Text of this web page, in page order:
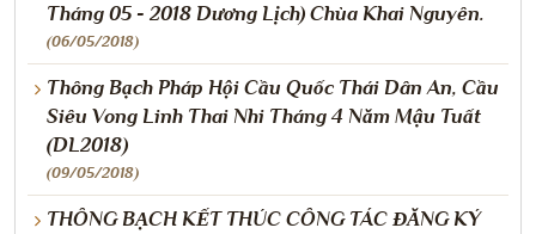
Tháng 05 - 2018 Dương Lịch) Chùa Khai Nguyên.
(06/05/2018)
Thông Bạch Pháp Hội Cầu Quốc Thái Dân An, Cầu
Siêu Vong Linh Thai Nhi Tháng 4 Năm Mậu Tuất
(DL2018)
(09/05/2018)
THÔNG BẠCH KẾT THÚC CÔNG TÁC ĐĂNG KÝ